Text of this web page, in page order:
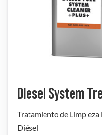
Diesel System
Tratamiento de Limpieza
Diésel